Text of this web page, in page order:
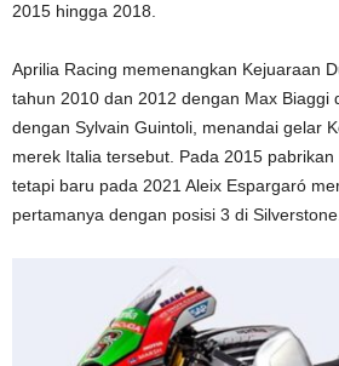
2015 hingga 2018.
Aprilia Racing memenangkan Kejuaraan
tahun 2010 dan 2012 dengan Max Biaggi
dengan Sylvain Guintoli, menandai gelar
merek Italia tersebut. Pada 2015
tetapi baru pada 2021 Aleix Espargaró
pertamanya dengan posisi 3 di